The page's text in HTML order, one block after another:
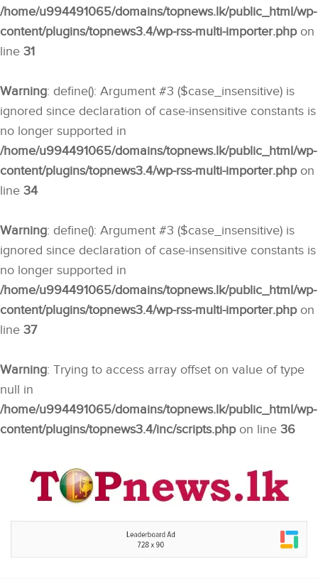
/home/u994491065/domains/topnews.lk/public_html/wp-
content/plugins/topnews3.4/wp-rss-multi-importer.phpon
line 31
Warning: define(): Argument #3 ($case_insensitive) is
ignored since declaration of case-insensitive constants is
no longer supported in
/home/u994491065/domains/topnews.lk/public_html/wp-
content/plugins/topnews3.4/wp-rss-multi-importer.phpon
line 34
Warning: define(): Argument #3 ($case_insensitive) is
ignored since declaration of case-insensitive constants is
no longer supported in
/home/u994491065/domains/topnews.lk/public_html/wp-
content/plugins/topnews3.4/wp-rss-multi-importer.phpon
line 37
Warning: Trying to access array offset on value of type
null in
/home/u994491065/domains/topnews.lk/public_html/wp-
content/plugins/topnews3.4/inc/scripts.phpon line 36